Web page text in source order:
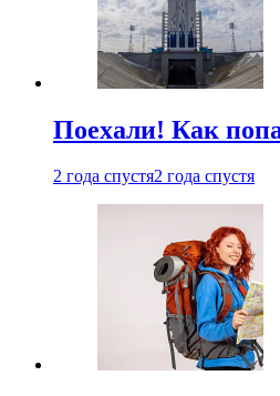
Поехали! Как
2 года спустя2 года спустя